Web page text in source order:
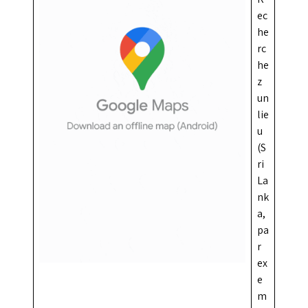
ec
he
rc
he
z
un
lie
u
(S
ri
La
nk
a,
pa
r
ex
e
m